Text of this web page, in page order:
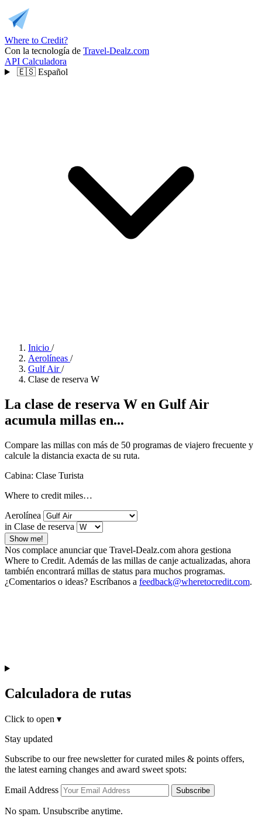
Where to Credit?
Con la tecnología de Travel-Dealz.com
API Calculadora
🇪🇸 Español
Inicio /
Aerolíneas /
Gulf Air /
Clase de reserva W
La clase de reserva W en Gulf Air
acumula millas en...
Compare las millas con más de 50 programas de viajero frecuente y
calcule la distancia exacta de su ruta.
Cabina: Clase Turista
Where to credit miles…
Aerolínea
in Clase de reserva
Show me!
Nos complace anunciar que Travel-Dealz.com ahora gestiona
Where to Credit. Además de las millas de canje actualizadas, ahora
también encontrará millas de status para muchos programas.
¿Comentarios o ideas? Escríbanos a feedback@wheretocredit.com.
Calculadora de rutas
Click to open ▾
Stay updated
Subscribe to our free newsletter for curated miles & points offers,
the latest earning changes and award sweet spots:
Email Address Subscribe
No spam. Unsubscribe anytime.